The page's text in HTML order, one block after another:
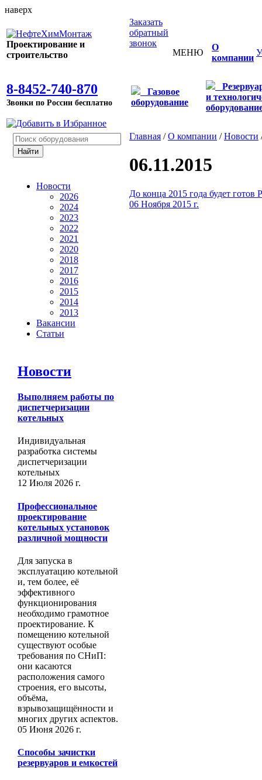
наверх
Проектирование и
строительство
8-8452-740-870
Звонки по России бесплатно
Заказать
обратный
звонок
МЕНЮ
О
компании
Газовое
оборудование
и
Новости
2026
2024
2023
2022
2021
2020
2018
2017
2016
2015
2014
2013
Вакансии
Статьи
Новости
Выполняем работы по
диспетчеризации
котельных
Индивидуальная
разработка системы
диспетчеризации
котельных
12 Июля 2026 г.
Профессиональное
проектирование
котельных установок
различной мощности
Для запуска в
эксплуатацию котельной
и, тем более, её
эффективного
функционирования
необходимо грамотное
проектирование. К
помещению котельной
существуют особые
требования по СНиП:
они касаются
расположения самого
строения, его высоты,
объёма,
взрывозащищённости и
многих других аспектов.
05 Июня 2026 г.
Способы зачистки
резервуаров и емкостей
Главная /О компании /Новости
06.11.2015
До конца 2015 года будет
06 Ноября 2015 г.